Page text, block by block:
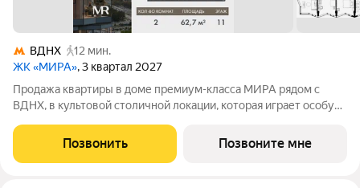
ВДНХ
12 мин.
ЖК «МИРА», 3 квартал 2027
Продажа квартиры в доме премиум-класса МИРА рядом с
ВДНХ, в культовой столичной локации, которая играет особую
квартира площадью 62.67 м расположена в корпусе 3, на 11
этаже 24 этажного дома.
Позвонить Позвоните мне